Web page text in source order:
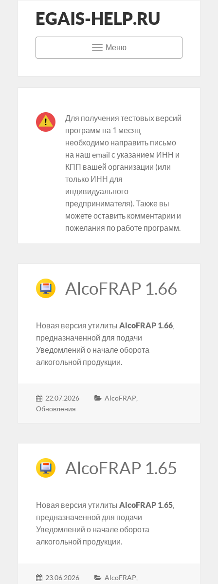
EGAIS-HELP.RU
Меню
Для получения тестовых версий
программ на 1 месяц
необходимо направить письмо
на наш email с указанием ИНН и
КПП вашей организации (или
только ИНН для
индивидуального
предпринимателя). Также вы
можете оставить комментарии и
пожелания по работе программ.
AlcoFRAP 1.66
Новая версия утилитыAlcoFRAP 1.66
предназначенной для подачи
Уведомлений о начале оборота
алкогольной продукции.
22.07.2026 AlcoFRAP
Обновления
AlcoFRAP 1.65
Новая версия утилитыAlcoFRAP 1.65
предназначенной для подачи
Уведомлений о начале оборота
алкогольной продукции.
23.06.2026 AlcoFRAP,